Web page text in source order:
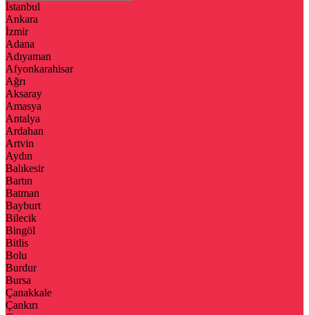
İstanbul
Ankara
İzmir
Adana
Adıyaman
Afyonkarahisar
Ağrı
Aksaray
Amasya
Antalya
Ardahan
Artvin
Aydın
Balıkesir
Bartın
Batman
Bayburt
Bilecik
Bingöl
Bitlis
Bolu
Burdur
Bursa
Çanakkale
Çankırı